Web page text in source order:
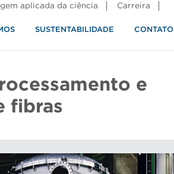
aplicada da ciência Carreira
SUSTENTABILIDADE CONTATO
e
fibras